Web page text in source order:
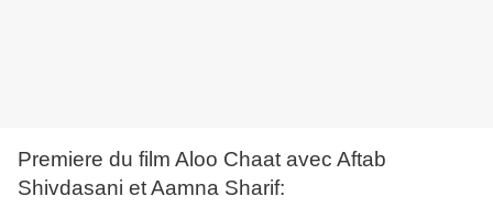
Premiere du film Aloo Chaat avec Aftab
Shivdasani et Aamna Sharif: